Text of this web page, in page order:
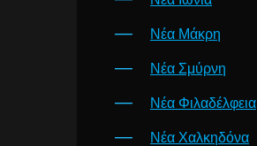
Νέα Μάκρη
Νέα Σμύρνη
Νέα Φιλαδέλφεια
Νέα Χαλκηδόνα